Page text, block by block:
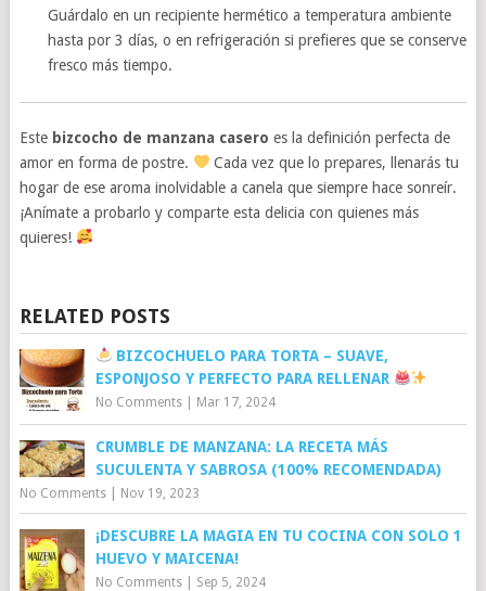
Guárdalo en un recipiente hermético a temperatura ambiente
hasta por 3 días, o en refrigeración si prefieres que se conserve
fresco más tiempo.
Este bizcocho de manzana casero es la definición perfecta de
amor en forma de postre.
Cada vez que lo prepares, llenarás tu
hogar de ese aroma inolvidable a canela que siempre hace sonreír.
¡Anímate a probarlo y comparte esta delicia con quienes más
quieres!
RELATED POSTS
BIZCOCHUELO PARA TORTA – SUAVE,
ESPONJOSO Y PERFECTO PARA RELLENAR
No Comments| Mar 17, 2024
CRUMBLE DE MANZANA: LA RECETA MÁS
SUCULENTA Y SABROSA (100% RECOMENDADA)
No Comments| Nov 19, 2023
¡DESCUBRE LA MAGIA EN TU COCINA CON SOLO 1
HUEVO Y MAICENA!
No Comments| Sep 5, 2024